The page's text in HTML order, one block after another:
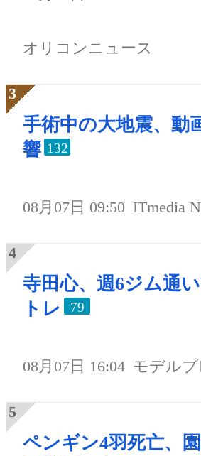
オリコンニュース
手術中の大地震、動
響 132
08月07日 09:50 ITmedia
寺田心、週6ジム通
トレ
79
08月07日 16:04 モデルプ
ペンギン4羽死亡、